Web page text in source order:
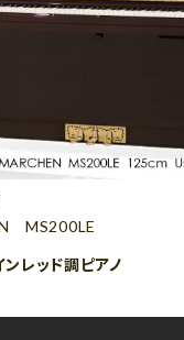
MS200LE
レッド調ピアノ